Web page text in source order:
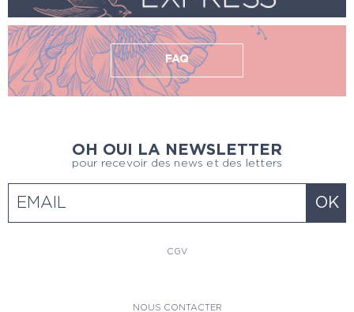
FAQ
OH OUI LA NEWSLETTER
pour recevoir des news et des letters
CGV
NOUS CONTACTER